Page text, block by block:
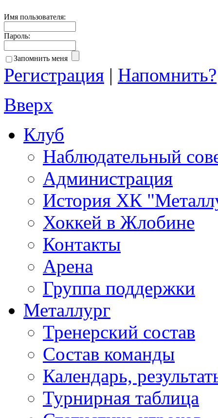
Имя пользователя:
Пароль:
Запомнить меня
Регистрация | Напомнить?
Вверх
Клуб
Наблюдательный
Администрация
История ХК
Хоккей в Жлобине
Контакты
Арена
Группа поддержки
Металлург
Тренерский состав
Состав команды
Календарь,
Турнирная таблица